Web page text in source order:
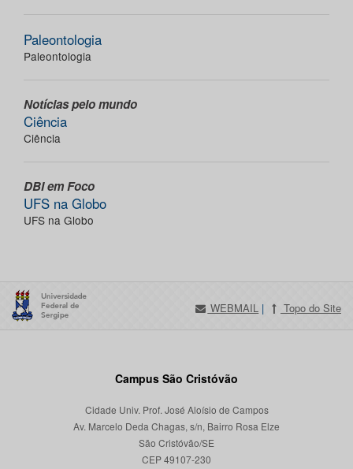
Paleontologia
Paleontologia
Notícias pelo mundo
Ciência
Ciência
DBI em Foco
UFS na Globo
UFS na Globo
WEBMAIL | Topo do Site
Campus São Cristóvão
Cidade Univ. Prof. José Aloísio de Campos
Av. Marcelo Deda Chagas, s/n, Bairro Rosa Elze
São Cristóvão/SE
CEP 49107-230